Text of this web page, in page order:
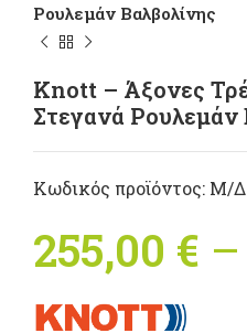
Ρουλεμάν Βαλβολίνης
Knott – Άξονες
Στεγανά Ρουλεμάν
Κωδικός προϊόντος: Μ/Δ
255,00 € –